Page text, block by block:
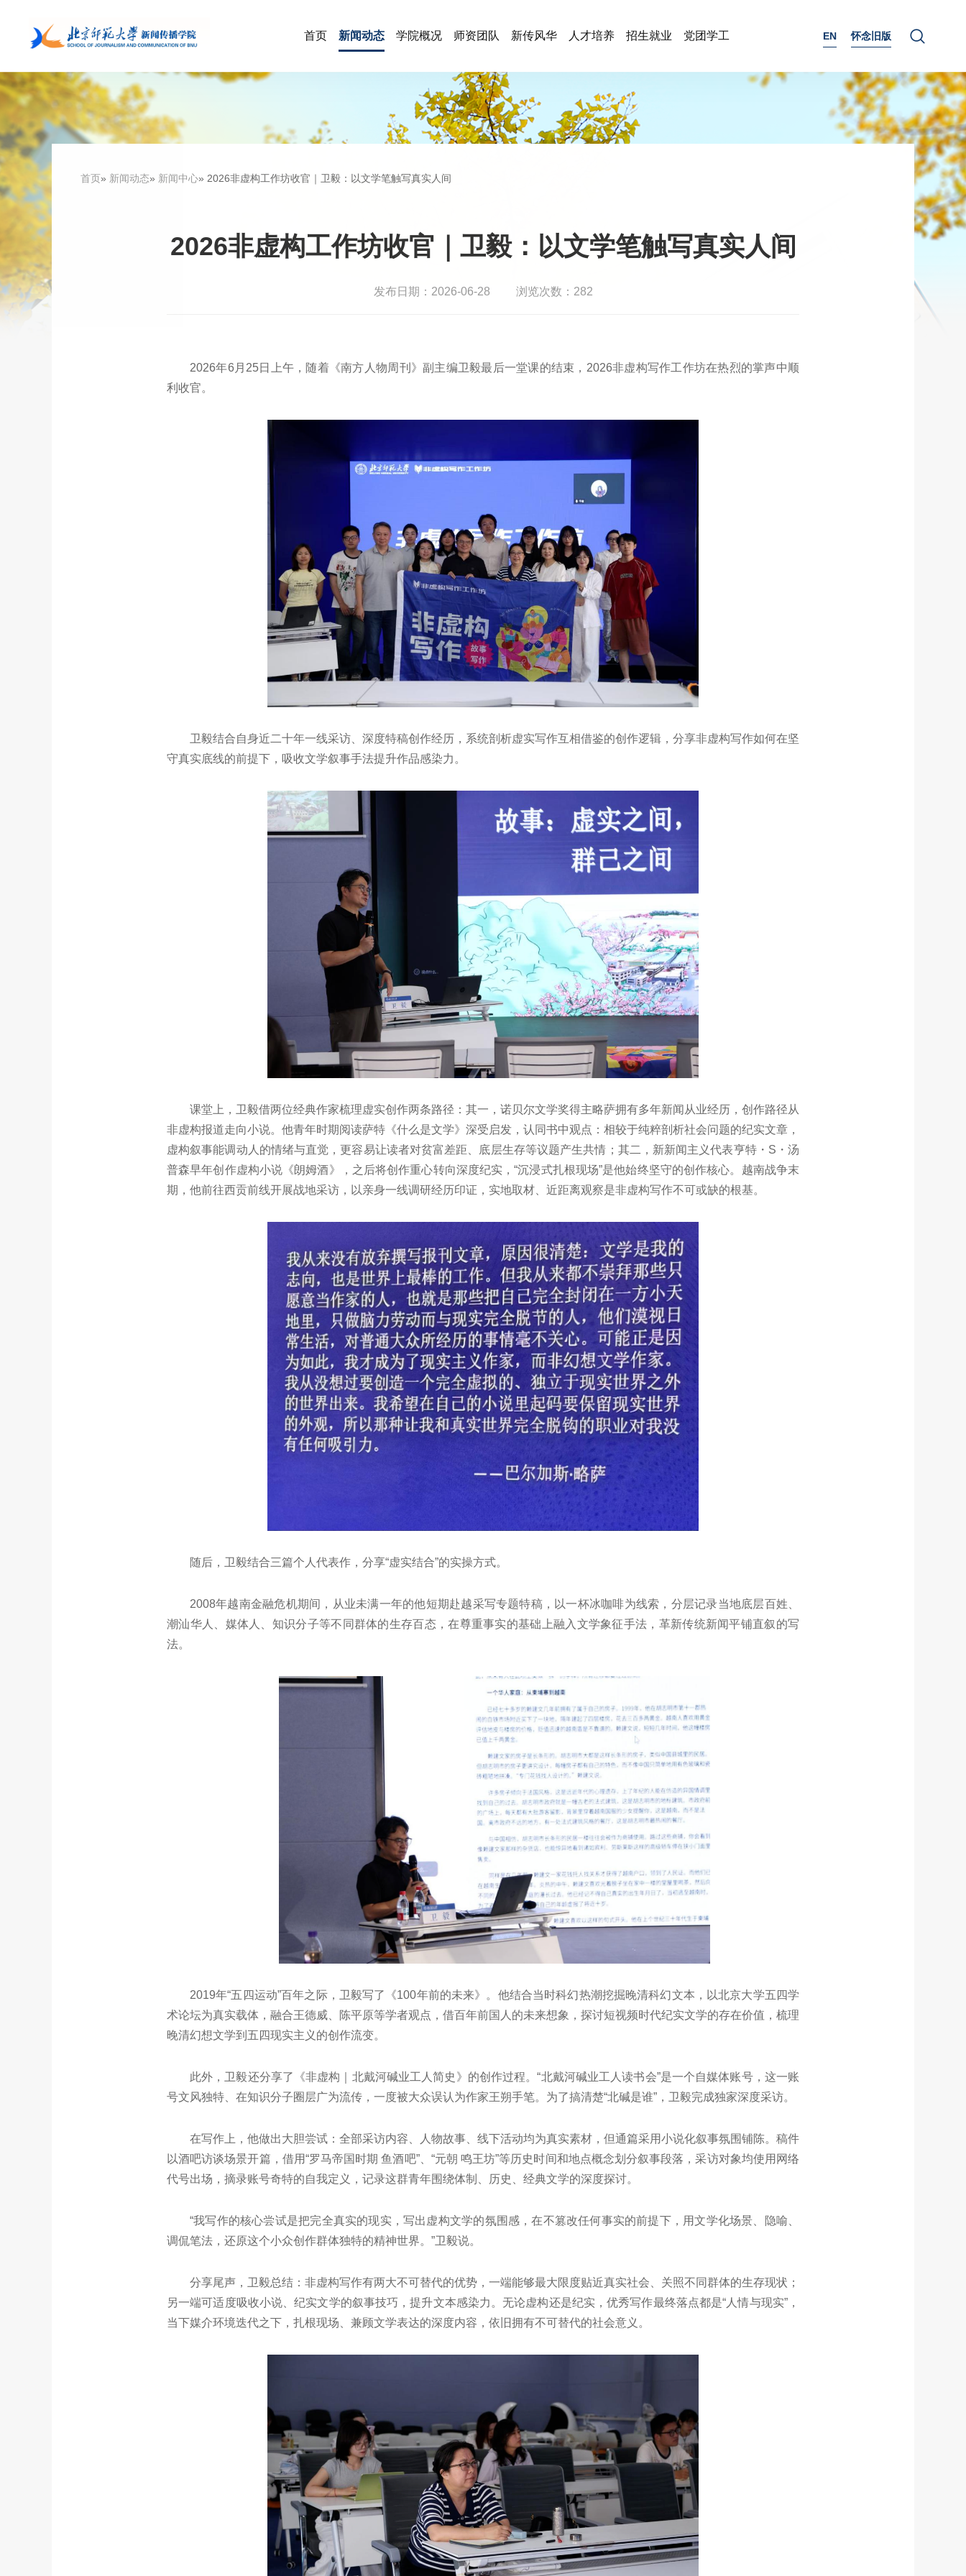
首页 新闻动态 学院概况 师资团队 新传风华 人才培养 招生就业 党团学工 EN 怀念旧版
首页» 新闻动态» 新闻中心» 2026非虚构工作坊收官｜卫毅：以文学笔触写真实人间
2026非虚构工作坊收官｜卫毅：以文学笔触写真实人间
发布日期：2026-06-28 浏览次数： 282
2026年6月25日上午，随着《南方人物周刊》副主编卫毅最后一堂课的结束，2026非虚构写作工作坊在热烈的掌声中顺
利收官。
卫毅结合自身近二十年一线采访、深度特稿创作经历，系统剖析虚实写作互相借鉴的创作逻辑，分享非虚构写作如何在坚
守真实底线的前提下，吸收文学叙事手法提升作品感染力。
课堂上，卫毅借两位经典作家梳理虚实创作两条路径：其一，诺贝尔文学奖得主略萨拥有多年新闻从业经历，创作路径从
非虚构报道走向小说。他青年时期阅读萨特《什么是文学》深受启发，认同书中观点：相较于纯粹剖析社会问题的纪实文章，
虚构叙事能调动人的情绪与直觉，更容易让读者对贫富差距、底层生存等议题产生共情；其二，新新闻主义代表亨特・S・汤
普森早年创作虚构小说《朗姆酒》，之后将创作重心转向深度纪实，“沉浸式扎根现场”是他始终坚守的创作核心。越南战争末
期，他前往西贡前线开展战地采访，以亲身一线调研经历印证，实地取材、近距离观察是非虚构写作不可或缺的根基。
随后，卫毅结合三篇个人代表作，分享“虚实结合”的实操方式。
2008年越南金融危机期间，从业未满一年的他短期赴越采写专题特稿，以一杯冰咖啡为线索，分层记录当地底层百姓、
潮汕华人、媒体人、知识分子等不同群体的生存百态，在尊重事实的基础上融入文学象征手法，革新传统新闻平铺直叙的写
法。
2019年“五四运动”百年之际，卫毅写了《100年前的未来》。他结合当时科幻热潮挖掘晚清科幻文本，以北京大学五四学
术论坛为真实载体，融合王德威、陈平原等学者观点，借百年前国人的未来想象，探讨短视频时代纪实文学的存在价值，梳理
晚清幻想文学到五四现实主义的创作流变。
此外，卫毅还分享了《非虚构｜北戴河碱业工人简史》的创作过程。“北戴河碱业工人读书会”是一个自媒体账号，这一账
号文风独特、在知识分子圈层广为流传，一度被大众误认为作家王朔手笔。为了搞清楚“北碱是谁”，卫毅完成独家深度采访。
在写作上，他做出大胆尝试：全部采访内容、人物故事、线下活动均为真实素材，但通篇采用小说化叙事氛围铺陈。稿件
以酒吧访谈场景开篇，借用“罗马帝国时期 鱼酒吧”、“元朝 鸣王坊”等历史时间和地点概念划分叙事段落，采访对象均使用网络
代号出场，摘录账号奇特的自我定义，记录这群青年围绕体制、历史、经典文学的深度探讨。
“我写作的核心尝试是把完全真实的现实，写出虚构文学的氛围感，在不篡改任何事实的前提下，用文学化场景、隐喻、
调侃笔法，还原这个小众创作群体独特的精神世界。”卫毅说。
分享尾声，卫毅总结：非虚构写作有两大不可替代的优势，一端能够最大限度贴近真实社会、关照不同群体的生存现状；
另一端可适度吸收小说、纪实文学的叙事技巧，提升文本感染力。无论虚构还是纪实，优秀写作最终落点都是“人情与现实”，
当下媒介环境迭代之下，扎根现场、兼顾文学表达的深度内容，依旧拥有不可替代的社会意义。